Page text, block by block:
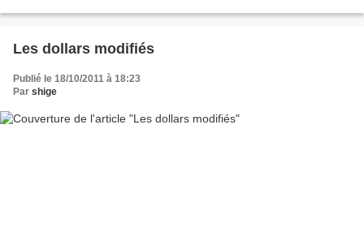
Les dollars modifiés
Publié le 18/10/2011 à 18:23
Par shige